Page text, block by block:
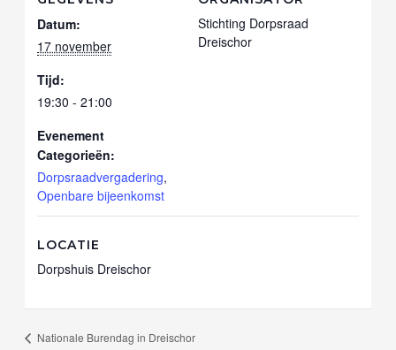
Datum:
17 november
Tijd:
19:30 - 21:00
Evenement
Categorieën:
Dorpsraadvergadering,
Openbare bijeenkomst
Stichting Dorpsraad
Dreischor
LOCATIE
Dorpshuis Dreischor
Nationale Burendag in Dreischor